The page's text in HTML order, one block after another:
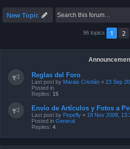
New Topic
96 topics 1 2
Reglas del Foro
Last post by Marais Cristián « 23 Sep
Posted in
Replies: 15
Envío de Artículos y Fotos a
Last post by Pepefly « 18 Nov 2008,
Posted in General
Replies: 4